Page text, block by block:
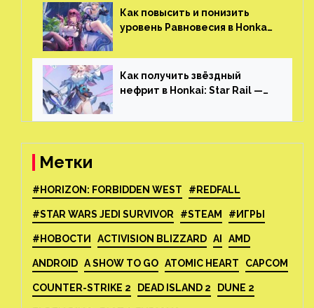
Skyrim и GTA: San Andreas
Как повысить и понизить
уровень Равновесия в Honkai:
Как получить звёздный
нефрит в Honkai: Star Rail —
Метки
#HORIZON: FORBIDDEN WEST #REDFALL
#STAR WARS JEDI SURVIVOR #STEAM #ИГРЫ
#НОВОСТИ ACTIVISION BLIZZARD AI AMD
ANDROID A SHOW TO GO ATOMIC HEART CAPCOM
COUNTER-STRIKE 2 DEAD ISLAND 2 DUNE 2